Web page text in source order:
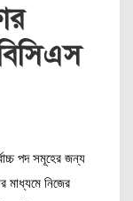
পদ সমূহের জন্য
মাধ্যমে নিজের